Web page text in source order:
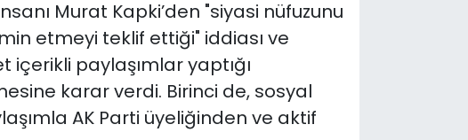
Murat Kapki’den "siyasi nüfuzunu
etmeyi teklif ettiği" iddiası ve
paylaşımlar yaptığı
karar verdi. Birinci de, sosyal
AK Parti üyeliğinden ve aktif